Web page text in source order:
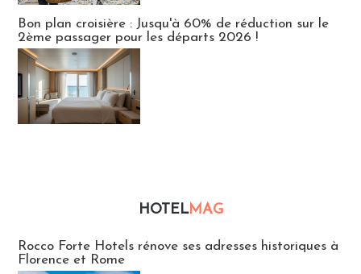
Bon plan croisière : Jusqu'à 60% de réduction sur le
2ème passager pour les départs 2026 !
HOTELMAG
Rocco Forte Hotels rénove ses adresses historiques à
Florence et Rome